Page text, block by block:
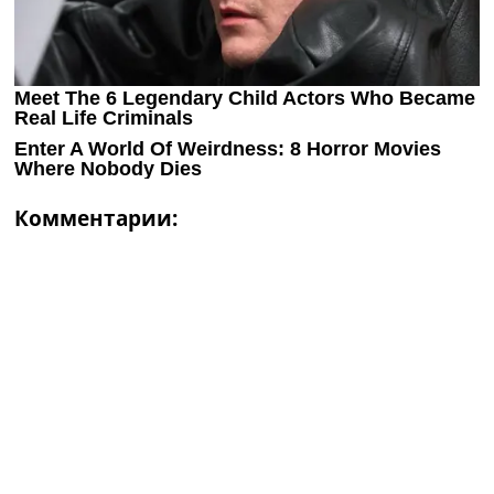
Комментарии: